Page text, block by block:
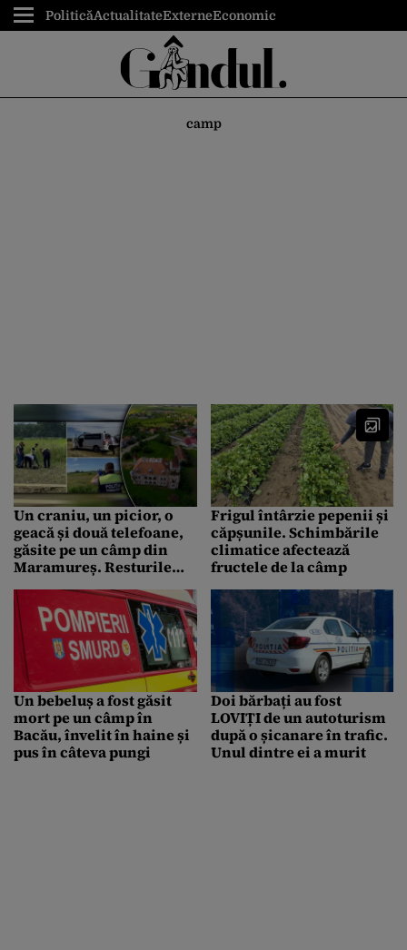
PoliticăActualitateExterneEconomic
camp
Un craniu, un picior, o
geacă și două telefoane,
găsite pe un câmp din
Maramureș. Resturile
aparține unui dispărut de
Crăciunul 2022
Frigul întârzie pepenii și
căpșunile. Schimbările
climatice afectează
fructele de la câmp
Un bebeluș a fost găsit
mort pe un câmp în
Bacău, învelit în haine și
pus în câteva pungi
Doi bărbați au fost
LOVIȚI de un autoturism
după o șicanare în trafic.
Unul dintre ei a murit